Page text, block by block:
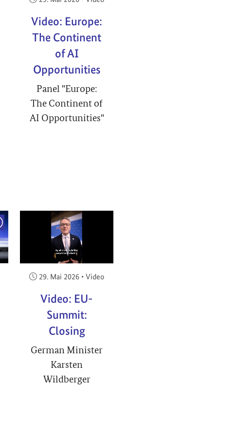
Video: Europe:
The Continent
of AI
Opportunities
Panel "Europe:
The Continent of
AI Opportunities"
Veröffentlicht am:
29. Mai 2026 • Video
Video: EU-
Summit:
Closing
German Minister
Karsten
Wildberger